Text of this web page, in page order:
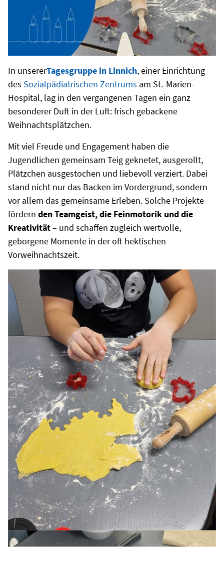
In unsererTagesgruppe in Linnich, einer Einrichtung
des Sozialpädiatrischen Zentrums am St.-Marien-
Hospital, lag in den vergangenen Tagen ein ganz
besonderer Duft in der Luft: frisch gebackene
Weihnachtsplätzchen.
Mit viel Freude und Engagement haben die
Jugendlichen gemeinsam Teig geknetet, ausgerollt,
Plätzchen ausgestochen und liebevoll verziert. Dabei
stand nicht nur das Backen im Vordergrund, sondern
vor allem das gemeinsame Erleben. Solche Projekte
fördern den Teamgeist, die Feinmotorik und die
Kreativität– und schaffen zugleich wertvolle,
geborgene Momente in der oft hektischen
Vorweihnachtszeit.